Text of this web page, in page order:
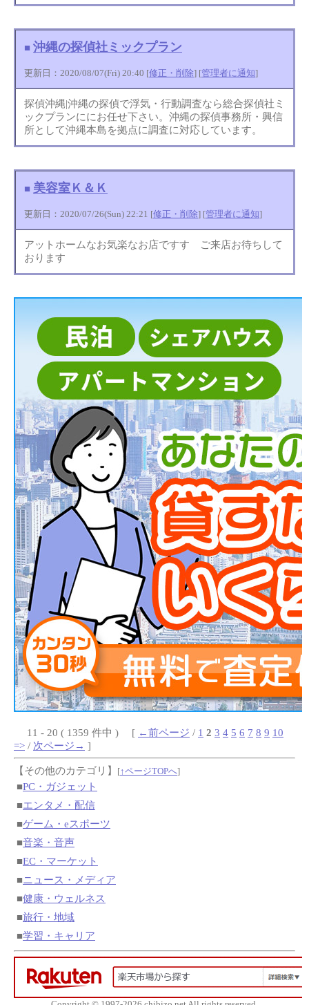
■ 沖縄の探偵社ミックプラン
更新日：2020/08/07(Fri) 20:40 [修正・削除] [管理者に通知]
探偵沖縄|沖縄の探偵で浮気・行動調査なら総合探偵社ミ
ックプランににお任せ下さい。沖縄の探偵事務所・興信
所として沖縄本島を拠点に調査に対応しています。
■ 美容室Ｋ＆Ｋ
更新日：2020/07/26(Sun) 22:21 [修正・削除] [管理者に通知]
アットホームなお気楽なお店ですす ご来店お待ちして
おります
11 - 20 ( 1359 件中 ) [ ←前ページ / 1 2 3 4 5 6 7 8 9 10
=> / 次ページ→ ]
【その他のカテゴリ】 [↑ページTOPへ]
■PC・ガジェット
■エンタメ・配信
■ゲーム・eスポーツ
■音楽・音声
■EC・マーケット
■ニュース・メディア
■健康・ウェルネス
■旅行・地域
■学習・キャリア